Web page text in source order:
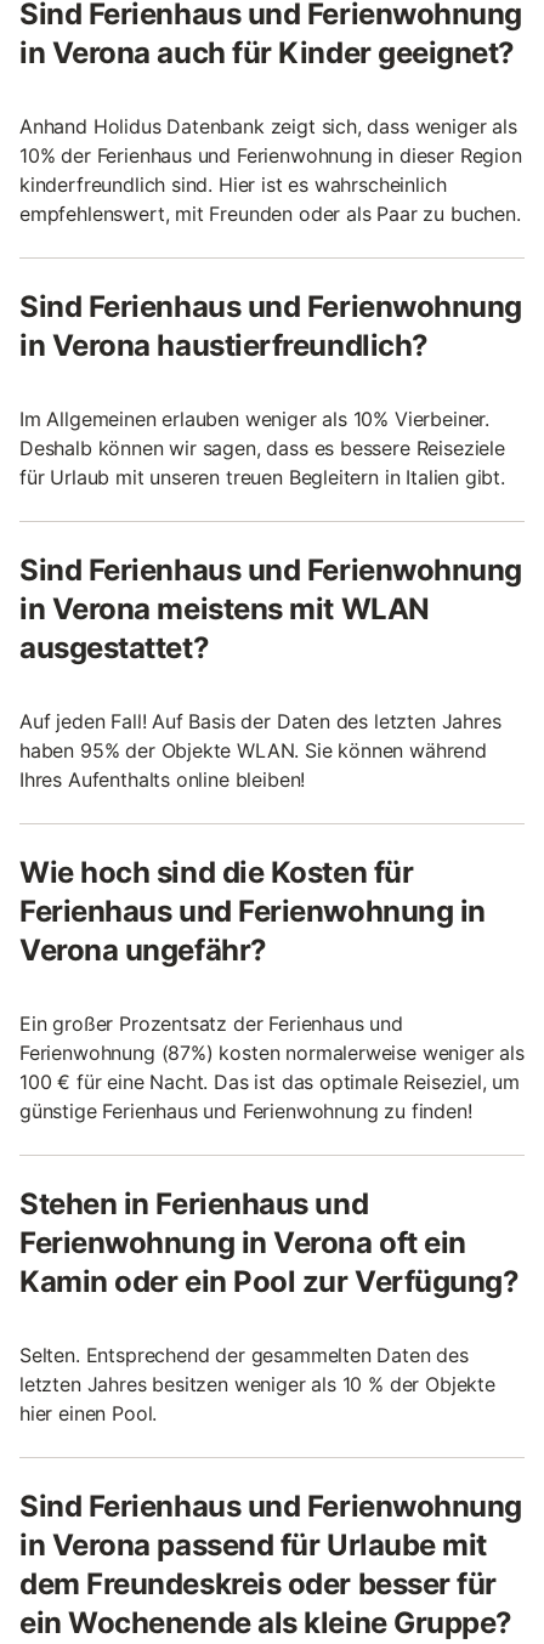
Sind Ferienhaus und Ferienwohnung
in Verona auch für Kinder geeignet?
Anhand Holidus Datenbank zeigt sich, dass weniger als
10% der Ferienhaus und Ferienwohnung in dieser Region
kinderfreundlich sind. Hier ist es wahrscheinlich
empfehlenswert, mit Freunden oder als Paar zu buchen.
Sind Ferienhaus und Ferienwohnung
in Verona haustierfreundlich?
Im Allgemeinen erlauben weniger als 10% Vierbeiner.
Deshalb können wir sagen, dass es bessere Reiseziele
für Urlaub mit unseren treuen Begleitern in Italien gibt.
Sind Ferienhaus und Ferienwohnung
in Verona meistens mit WLAN
ausgestattet?
Auf jeden Fall! Auf Basis der Daten des letzten Jahres
haben 95% der Objekte WLAN. Sie können während
Ihres Aufenthalts online bleiben!
Wie hoch sind die Kosten für
Ferienhaus und Ferienwohnung in
Verona ungefähr?
Ein großer Prozentsatz der Ferienhaus und
Ferienwohnung (87%) kosten normalerweise weniger als
100 € für eine Nacht. Das ist das optimale Reiseziel, um
günstige Ferienhaus und Ferienwohnung zu finden!
Stehen in Ferienhaus und
Ferienwohnung in Verona oft ein
Kamin oder ein Pool zur Verfügung?
Selten. Entsprechend der gesammelten Daten des
letzten Jahres besitzen weniger als 10 % der Objekte
hier einen Pool.
Sind Ferienhaus und Ferienwohnung
in Verona passend für Urlaube mit
dem Freundeskreis oder besser für
ein Wochenende als kleine Gruppe?